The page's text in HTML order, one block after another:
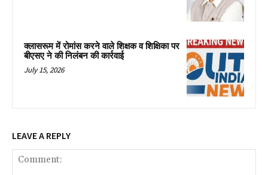
क्लासरूम में रोमांस करने वाले शिक्षक व शिक्षिका पर
बीएसए ने की निलंबन की कार्रवाई
July 15, 2026
LEAVE A REPLY